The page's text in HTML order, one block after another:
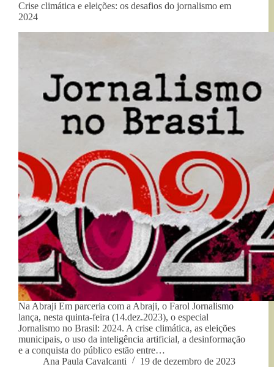
Crise climática e eleições: os desafios do jornalismo em
2024
Na Abraji Em parceria com a Abraji, o Farol Jornalismo
lança, nesta quinta-feira (14.dez.2023), o especial
Jornalismo no Brasil: 2024. A crise climática, as eleições
municipais, o uso da inteligência artificial, a desinformação
e a conquista do público estão entre…
Ana Paula Cavalcanti
19 de dezembro de 2023